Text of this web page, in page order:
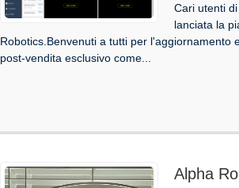
Cari utenti
lanciata la
Robotics.Benvenuti a tutti per
post-vendita esclusivo come...
Alpha